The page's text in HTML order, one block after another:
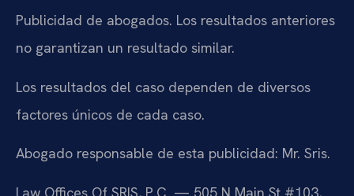
Publicidad de abogados. Los resultados anteriores
no garantizan un resultado similar.
Los resultados del caso dependen de diversos
factores únicos de cada caso.
Abogado responsable de esta publicidad: Mr. Sris.
Law Offices Of SRIS, P.C. — 505 N Main St #103,